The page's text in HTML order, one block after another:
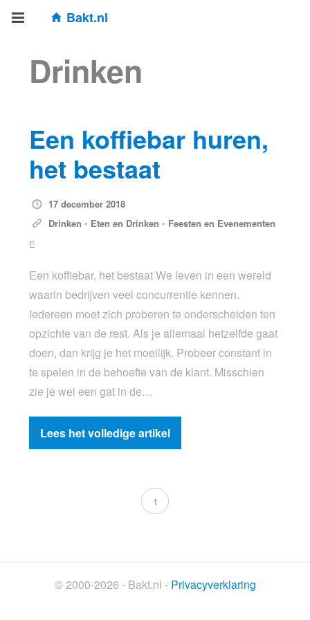
Bakt.nl
Drinken
Een koffiebar huren,
het bestaat
17 december 2018
Drinken • Eten en Drinken • Feesten en Evenementen
E
Een koffiebar, het bestaat We leven in een wereld
waarin bedrijven veel concurrentie kennen.
Iedereen moet zich proberen te onderscheiden ten
opzichte van de rest. Als je allemaal hetzelfde gaat
doen, dan krijg je het moeilijk. Probeer constant in
te spelen in de behoefte van de klant. Misschien
zie je wel een gat in de…
Lees het volledige artikel
1
© 2000-2026 - Bakt.nl - Privacyverklaring